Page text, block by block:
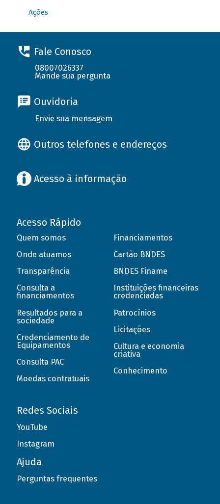
Ações
Fale Conosco
08007026337
Mande sua pergunta
Ouvidoria
Envie sua mensagem
Outros telefones e endereços
Acesso à informação
Acesso Rápido
Quem somos
Onde atuamos
Transparência
Consulta a
financiamentos
Resultados para a
sociedade
Credenciamento de
Equipamentos
Consulta PAC
Moedas contratuais
Financiamentos
Cartão BNDES
BNDES Finame
Instituições financeiras
credenciadas
Patrocínios
Licitações
Cultura e economia
criativa
Conhecimento
Redes Sociais
YouTube
Instagram
Ajuda
Perguntas frequentes